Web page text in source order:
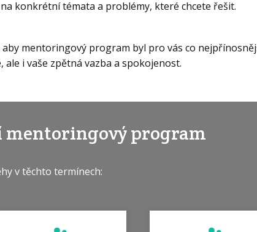
konkrétní témata a problémy, které chcete řešit.
aby mentoringový program byl pro vás co
ale i vaše zpětná vazba a spokojenost.
mentoringový program
v těchto termínech: